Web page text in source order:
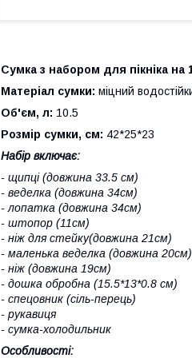
Сумка з набором для пікніка
Матеріал сумки: міцний
Об'єм, л: 10.5
Розмір сумки, см: 42*25*23
Набір включає:
- щипці (довжина 33.5 см)
- веделка (довжина 34см)
- лопатка (довжина 34см)
- штопор (11см)
- ніж для стейку(довжина 21см)
- маленька веделка (довжина 20см)
- ніж (довжина 19см)
- дошка обробна (15.5*13*0.8 см)
- спецовник (сіль-перець)
- рукавиця
- сумка-холодильник
Особливості: